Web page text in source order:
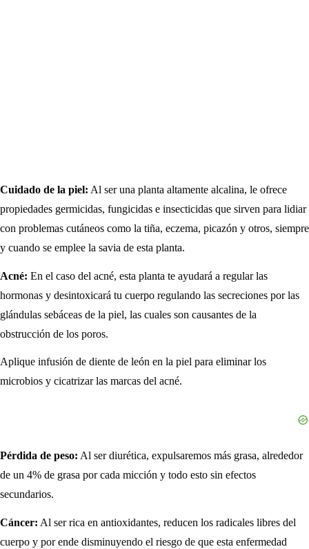
Cuidado de la piel: Al ser una planta altamente alcalina, le ofrece
propiedades germicidas, fungicidas e insecticidas que sirven para lidiar
con problemas cutáneos como la tiña, eczema, picazón y otros, siempre
y cuando se emplee la savia de esta planta.
Acné: En el caso del acné, esta planta te ayudará a regular las
hormonas y desintoxicará tu cuerpo regulando las secreciones por las
glándulas sebáceas de la piel, las cuales son causantes de la
obstrucción de los poros.
Aplique infusión de diente de león en la piel para eliminar los
microbios y cicatrizar las marcas del acné.
Pérdida de peso: Al ser diurética, expulsaremos más grasa, alrededor
de un 4% de grasa por cada micción y todo esto sin efectos
secundarios.
Cáncer: Al ser rica en antioxidantes, reducen los radicales libres del
cuerpo y por ende disminuyendo el riesgo de que esta enfermedad